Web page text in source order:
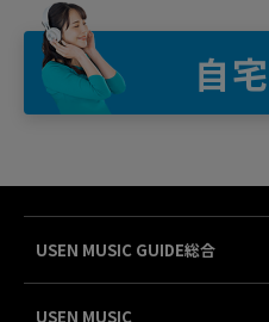
自宅
USEN MUSIC GUIDE総合
USEN MUSIC